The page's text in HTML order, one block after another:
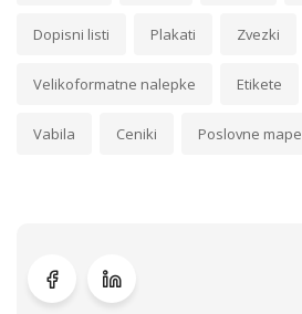
Dopisni listi Plakati Zvezki
Velikoformatne nalepke Etikete
Vabila Ceniki Poslovne mape